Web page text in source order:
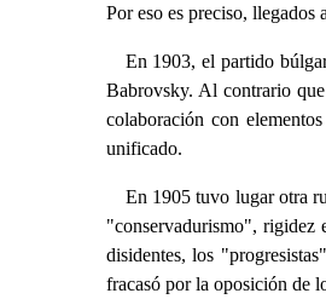
Por eso es preciso, llegados
En 1903, el partido
Babrovsky. Al contrario
colaboración con
unificado.
En 1905 tuvo lugar otra
"conservadurismo", rigidez
disidentes, los
fracasó por la oposición de